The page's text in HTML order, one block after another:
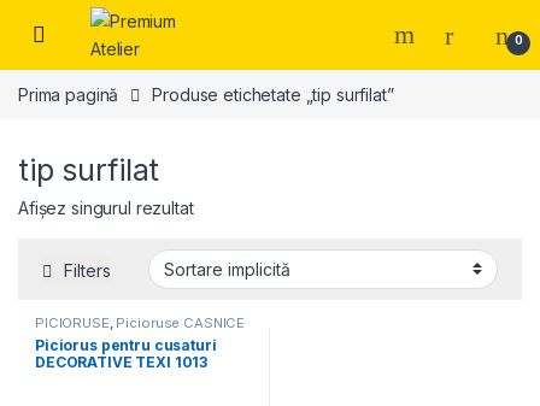
Skip to navigation
Skip to content
0
Prima pagină Produse etichetate „tip surfilat”
tip surfilat
Afișez singurul rezultat
Filters
PICIORUSE, Picioruse CASNICE
Piciorus pentru cusaturi
DECORATIVE TEXI 1013